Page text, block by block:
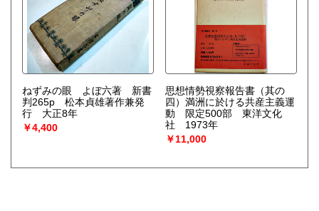
ねずみの眼 よぼ六著 新書
判265p 松本貞雄著作兼発
行 大正8年
￥4,400
思想情勢視察報告書（其の
四）満洲に於ける共産主義運
動 限定500部 東洋文化
社 1973年
￥11,000